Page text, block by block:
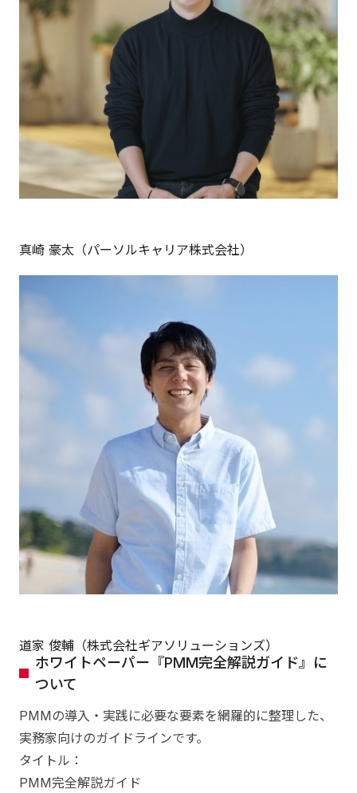
真崎 豪太（パーソルキャリア株式会社）
道家 俊輔（株式会社ギアソリューションズ）
ホワイトペーパー『PMM完全解説ガイド』に
ついて
PMMの導入・実践に必要な要素を網羅的に整理した、
実務家向けのガイドラインです。
タイトル：
PMM完全解説ガイド